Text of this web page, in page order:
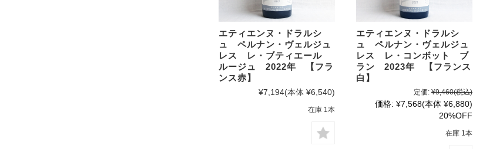
エティエンヌ・ドラルシ
ュ ペルナン・ヴェルジュ
レス レ・ブティエール
ルージュ 2022年 【フラ
ンス赤】
¥7,194(本体 ¥6,540)
在庫 1本
エティエンヌ・ドラルシ
ュ ペルナン・ヴェルジュ
レス レ・コンボット ブ
ラン 2023年 【フランス
白】
定価: ¥9,460(税込)
価格: ¥7,568(本体 ¥6,880)
20%OFF
在庫 1本